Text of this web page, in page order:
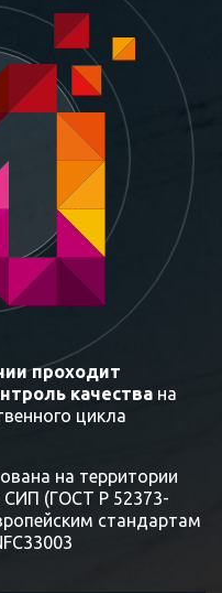
проходит
качества на
цикла
на территории
СИП (ГОСТ Р 52373-
стандартам